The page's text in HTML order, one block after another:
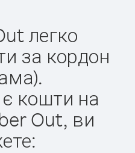
легко
за кордон
кошти на
Out, ви